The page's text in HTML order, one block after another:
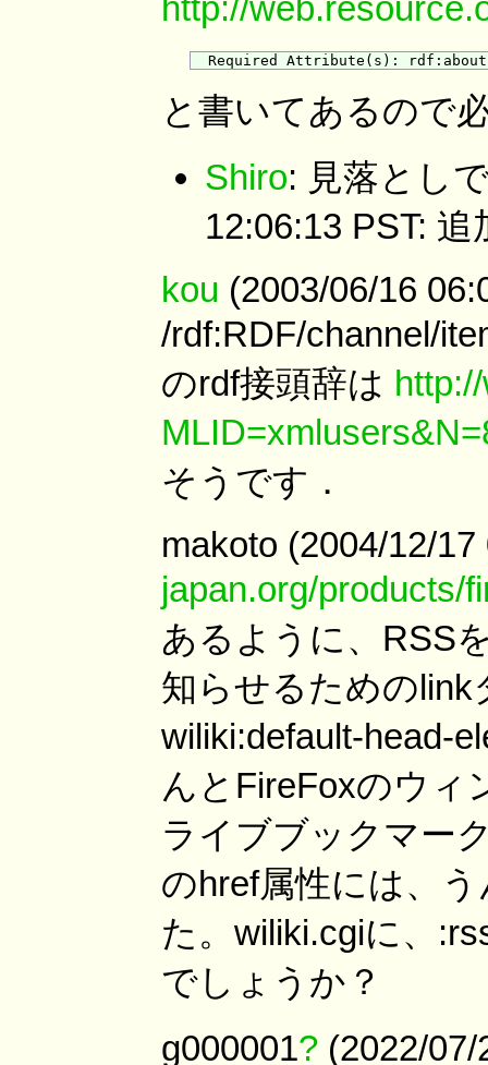
http://
と書いてあるので
Shiro: 見落とし
12:06:13 PST:
kou (2003/06/16
/rdf:RDF/channel/
のrdf接頭辞は
そうです．
makoto (2004/12/
japan.org/products/
あるように、RSS
知らせるためのlink
wiliki:default-head-
んとFireFoxのウィ
ライブブックマー
のhref属性には、
た。wiliki.cgiに、
でしょうか？
g000001? (2022/